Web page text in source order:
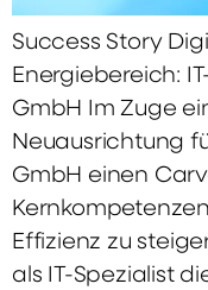
Success Story
Energiebereich:
GmbH Im Zuge
Neuausrichtung
GmbH einen
Effizienz zu
als IT-Spezialist